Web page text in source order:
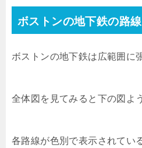
ボストンの地下鉄の路
ボストンの地下鉄は広範囲に
全体図を見てみると下の図よ
各路線が色別で表示されてい